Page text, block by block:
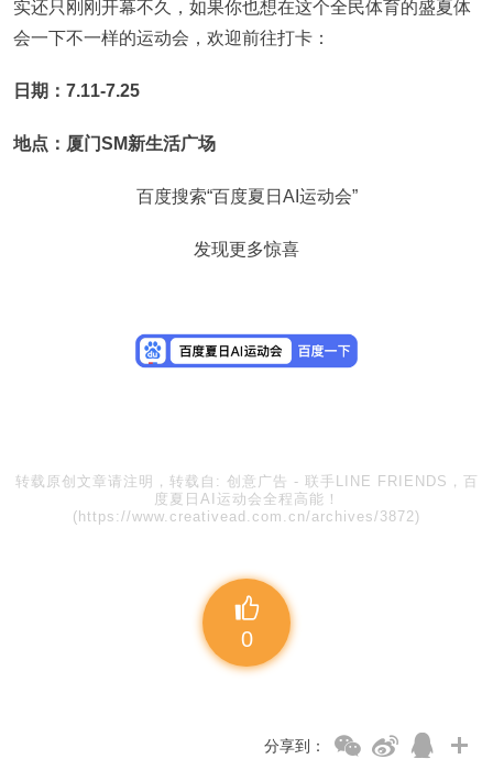
实还只刚刚开幕不久，如果你也想在这个全民体育的盛夏体
会一下不一样的运动会，欢迎前往打卡：
日期：7.11-7.25
地点：厦门SM新生活广场
百度搜索“百度夏日AI运动会”
发现更多惊喜
转载原创文章请注明，转载自: 创意广告 - 联手LINE FRIENDS，百
度夏日AI运动会全程高能！
(https://www.creativead.com.cn/archives/3872)
0
分享到：